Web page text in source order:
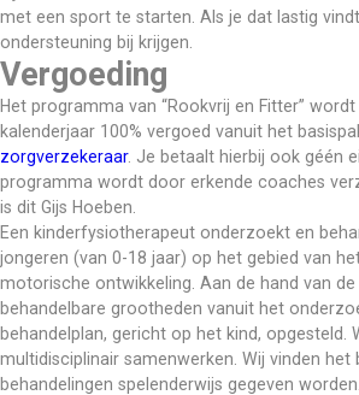
met een sport te starten. Als je dat lastig
ondersteuning bij krijgen.
Vergoeding
Het programma van “Rookvrij en Fitter”
kalenderjaar 100% vergoed vanuit het
zorgverzekeraar. Je betaalt hierbij ook géén
programma wordt door erkende coaches
is dit Gijs Hoeben.
Een kinderfysiotherapeut onderzoekt en
jongeren (van 0-18 jaar) op het gebied van
motorische ontwikkeling. Aan de hand van de
behandelbare grootheden vanuit het
behandelplan, gericht op het kind, opgesteld.
multidisciplinair samenwerken. Wij vinden het
behandelingen spelenderwijs gegeven worden.